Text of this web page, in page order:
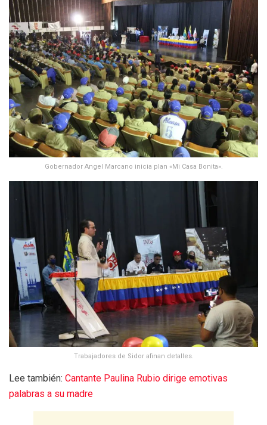
Gobernador Angel Marcano inicia plan «Mi Casa Bonita».
Trabajadores de Sidor afinan detalles.
Lee también: Cantante Paulina Rubio dirige emotivas
palabras a su madre